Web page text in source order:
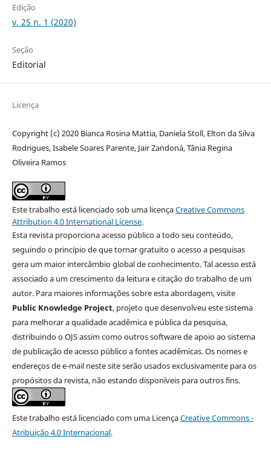
Edição
v. 25 n. 1 (2020)
Seção
Editorial
Licença
Copyright (c) 2020 Bianca Rosina Mattia, Daniela Stoll, Elton da Silva
Rodrigues, Isabele Soares Parente, Jair Zandoná, Tânia Regina
Oliveira Ramos
Este trabalho está licenciado sob uma licençaCreative Commons
Attribution 4.0 International License.
Esta revista proporciona acesso público a todo seu conteúdo,
seguindo o princípio de que tornar gratuito o acesso a pesquisas
gera um maior intercâmbio global de conhecimento. Tal acesso está
associado a um crescimento da leitura e citação do trabalho de um
autor. Para maiores informações sobre esta abordagem, visite
Public Knowledge Project, projeto que desenvolveu este sistema
para melhorar a qualidade acadêmica e pública da pesquisa,
distribuindo o OJS assim como outros software de apoio ao sistema
de publicação de acesso público a fontes acadêmicas. Os nomes e
endereços de e-mail neste site serão usados exclusivamente para os
propósitos da revista, não estando disponíveis para outros fins.
Este trabalho está licenciado com uma LicençaCreative Commons -
Atribuição 4.0 Internacional.